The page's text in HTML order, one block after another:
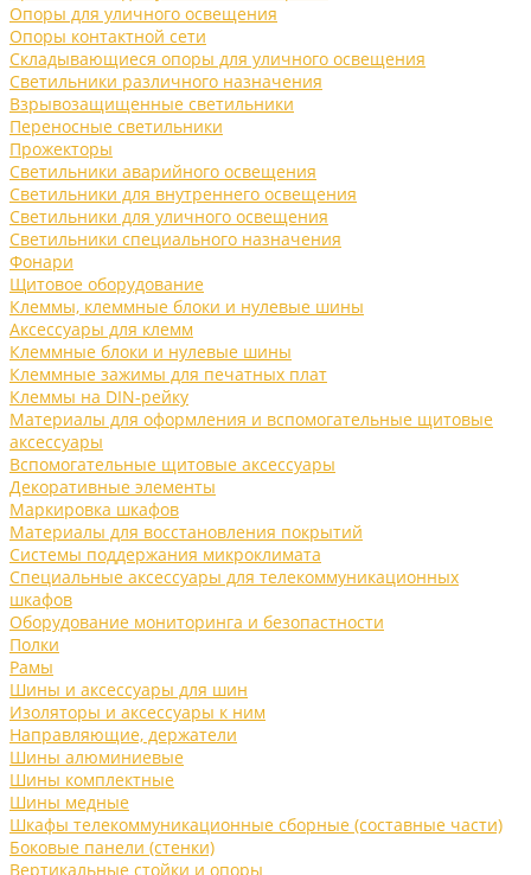
Опоры для уличного освещения
Опоры контактной сети
Складывающиеся опоры для уличного освещения
Светильники различного назначения
Взрывозащищенные светильники
Переносные светильники
Прожекторы
Светильники аварийного освещения
Светильники для внутреннего освещения
Светильники для уличного освещения
Светильники специального назначения
Фонари
Щитовое оборудование
Клеммы, клеммные блоки и нулевые шины
Аксессуары для клемм
Клеммные блоки и нулевые шины
Клеммные зажимы для печатных плат
Клеммы на DIN-рейку
Материалы для оформления и вспомогательные щитовые
аксессуары
Вспомогательные щитовые аксессуары
Декоративные элементы
Маркировка шкафов
Материалы для восстановления покрытий
Системы поддержания микроклимата
Специальные аксессуары для телекоммуникационных
шкафов
Оборудование мониторинга и безопастности
Полки
Рамы
Шины и аксессуары для шин
Изоляторы и аксессуары к ним
Направляющие, держатели
Шины алюминиевые
Шины комплектные
Шины медные
Шкафы телекоммуникационные сборные (составные части)
Боковые панели (стенки)
Вертикальные стойки и опоры